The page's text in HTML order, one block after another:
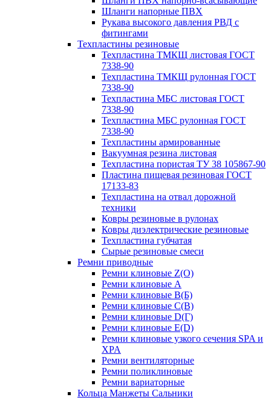
Шланги напорные ПВХ
Рукава высокого давления РВД с
фитингами
Техпластины резиновые
Техпластина ТМКЩ листовая ГОСТ
7338-90
Техпластина ТМКЩ рулонная ГОСТ
7338-90
Техпластина МБС листовая ГОСТ
7338-90
Техпластина МБС рулонная ГОСТ
7338-90
Техпластины армированные
Вакуумная резина листовая
Техпластина пористая ТУ 38 105867-90
Пластина пищевая резиновая ГОСТ
17133-83
Техпластина на отвал дорожной
техники
Ковры резиновые в рулонах
Ковры диэлектрические резиновые
Техпластина губчатая
Сырые резиновые смеси
Ремни приводные
Ремни клиновые Z(О)
Ремни клиновые A
Ремни клиновые B(Б)
Ремни клиновые C(В)
Ремни клиновые D(Г)
Ремни клиновые Е(D)
Ремни клиновые узкого сечения SPA и
XPA
Ремни вентиляторные
Ремни поликлиновые
Ремни вариаторные
Кольца Манжеты Сальники